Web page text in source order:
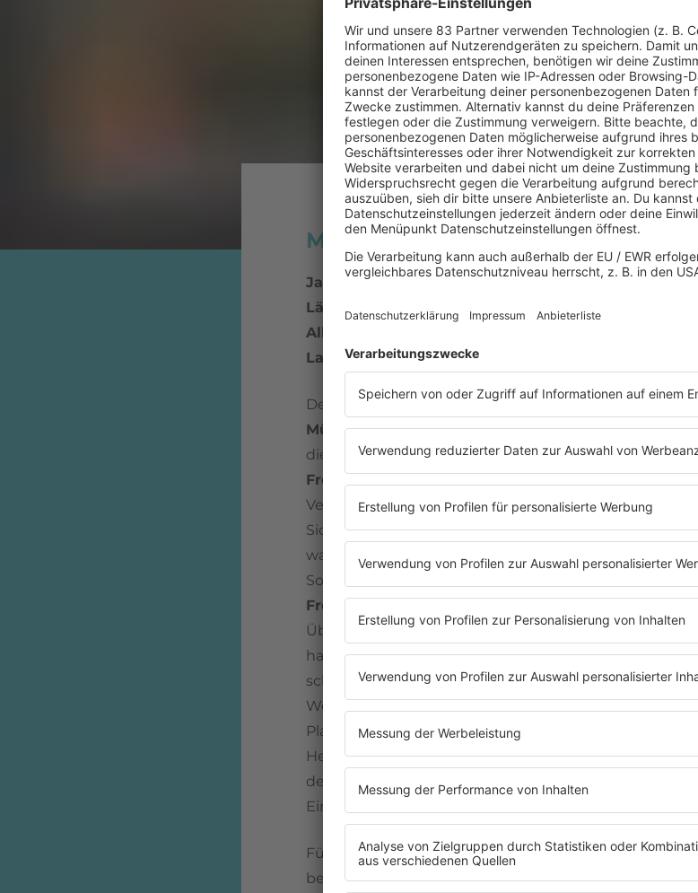
Münchner Freiheit "Ohne Dich
Jahr:
1985
Länge: 4:10
Album:
Label: CBS
Der größte Hit der deutschen Pop-Rock-Band
Münchener Freiheit. Dabei würde aus heutiger Sicht
diese Einordnung nicht zutreffen. DieMünchner
Freiheittreten ja zwischenzeitlich auf Schlager-
Veranstaltungen auf, und dieser Hit würde aus heutiger
Sicht auch eher dort verortet werden. Mitte der 80er
war "Ohne Dich (Schlaf Ich Heut Nacht Nicht Ein)" vom
Sound her noch eher Pop-Rock. Für die
Freiheit
Über die Jahreswende 1985-1986 wurden über eine
halbe Millionen Singles verkauft. DieMünchner
schwamm dabei noch auf einer der letzten großen
Wellen derNeuen Deutschen Wellemit. Ein erster
Platz warMünchner Freiheitmit "Ohne Dich (Schlaf Ich
Heut Nacht Nicht Ein)" nicht drin, denn diese Position
der Charts belegte zu dieser ZeitFalco mit "Jeanny"
Einem weiteren Profiteur der Neuen Deutschen Welle.
Für Münchner Freiheit-SängerStefan Zauner , der
bei der Band ausstieg und seithermit seiner Frau